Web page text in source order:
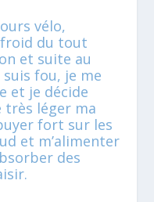
vélo,
froid du tout
et suite au
fou, je me
et je décide
très léger ma
fort sur les
et m’alimenter
des